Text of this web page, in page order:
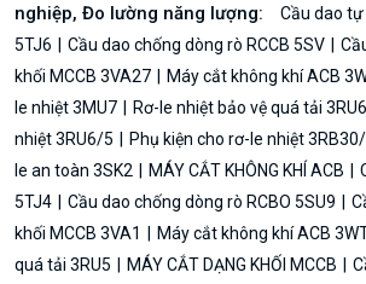
nghiệp, Đo lường năng lượng:
Cầu dao tự
5TJ6
Cầu dao chống dòng rò RCCB 5SV
khối MCCB 3VA27
Máy cắt không khí ACB
le nhiệt 3MU7
Rơ-le nhiệt bảo vệ quá tải 3RU6
nhiệt 3RU6/5
Phụ kiện cho rơ-le nhiệt
le an toàn 3SK2
MÁY CẮT KHÔNG KHÍ ACB
5TJ4
Cầu dao chống dòng rò RCBO 5SU9
khối MCCB 3VA1
Máy cắt không khí ACB
quá tải 3RU5
MÁY CẮT DẠNG KHỐI MCCB